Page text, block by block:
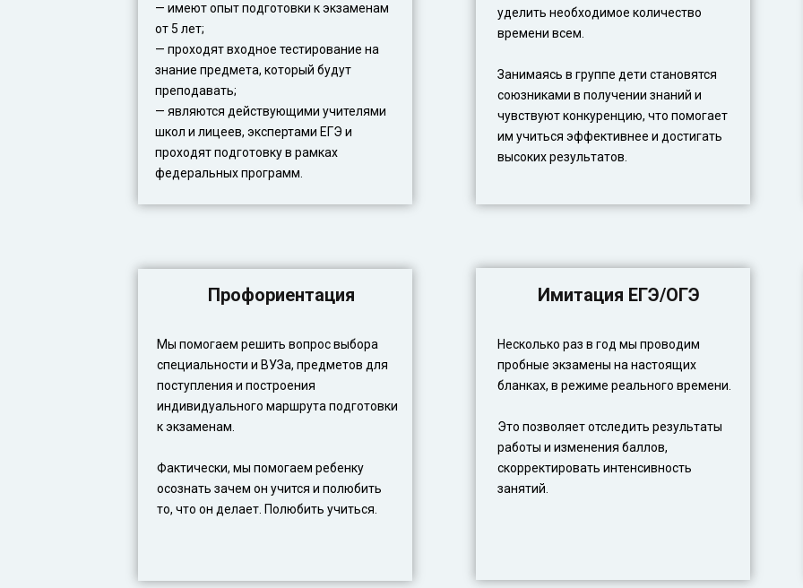
— имеют опыт подготовки к экзаменам
от 5 лет;
— проходят входное тестирование на
знание предмета, который будут
преподавать;
— являются действующими учителями
школ и лицеев, экспертами ЕГЭ и
проходят подготовку в рамках
федеральных программ.
уделить необходимое количество
времени всем.
Занимаясь в группе дети становятся
союзниками в получении знаний и
чувствуют конкуренцию, что помогает
им учиться эффективнее и достигать
высоких результатов.
Профориентация
Мы помогаем решить вопрос выбора
специальности и ВУЗа, предметов для
поступления и построения
индивидуального маршрута подготовки
к экзаменам.
Фактически, мы помогаем ребенку
осознать зачем он учится и полюбить
то, что он делает. Полюбить учиться.
Имитация ЕГЭ/ОГЭ
Несколько раз в год мы проводим
пробные экзамены на настоящих
бланках, в режиме реального времени.
Это позволяет отследить результаты
работы и изменения баллов,
скорректировать интенсивность
занятий.